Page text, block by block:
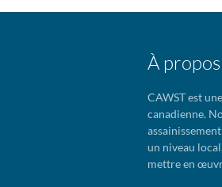
À
CAWST est
canadienne.
un niveau
mettre en